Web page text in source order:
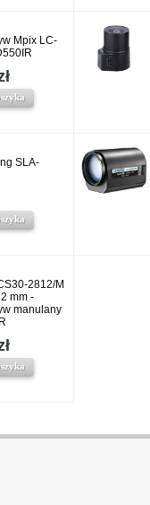
Mpix LC-
SLA-
2812/M
mm -
manulany